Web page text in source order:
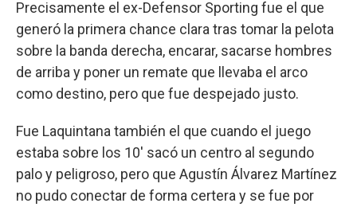
Precisamente el ex-Defensor Sporting fue el que
generó la primera chance clara tras tomar la pelota
sobre la banda derecha, encarar, sacarse hombres
de arriba y poner un remate que llevaba el arco
como destino, pero que fue despejado justo.
Fue Laquintana también el que cuando el juego
estaba sobre los 10' sacó un centro al segundo
palo y peligroso, pero que Agustín Álvarez Martínez
no pudo conectar de forma certera y se fue por